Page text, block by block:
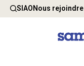
SIAONous rejoindre